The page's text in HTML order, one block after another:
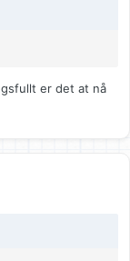
er det at nå